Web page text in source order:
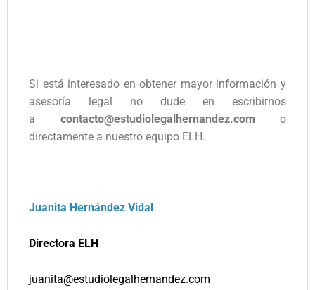
Si está interesado en obtener mayor información y
asesoría legal no dude en escribirnos
a contacto@estudiolegalhernandez.com o
directamente a nuestro equipo ELH.
Juanita Hernández Vidal
Directora ELH
juanita@estudiolegalhernandez.com